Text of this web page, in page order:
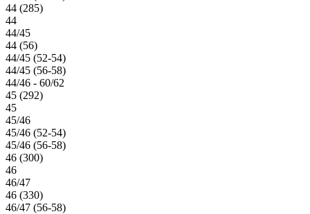
44 (285)
44
44/45
44 (56)
44/45 (52-54)
44/45 (56-58)
44/46 - 60/62
45 (292)
45
45/46
45/46 (52-54)
45/46 (56-58)
46 (300)
46
46/47
46 (330)
46/47 (56-58)